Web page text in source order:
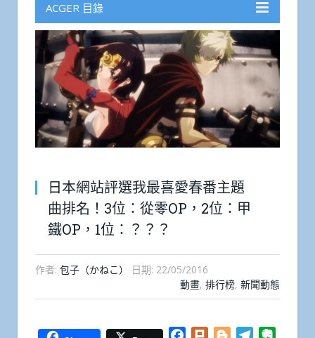
ACGER 目錄
日本網站評選我最喜愛春番主題
曲排名！3位：從零OP，2位：甲
鐵OP，1位：？？？
作者: 包子（かねこ） 日期: 22/05/2016
動畫, 排行榜, 新聞動態